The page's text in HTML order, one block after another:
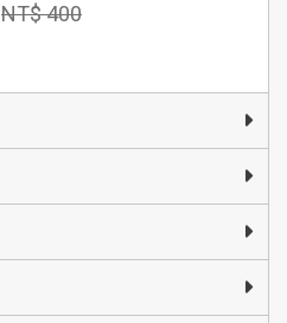
NT$ 400